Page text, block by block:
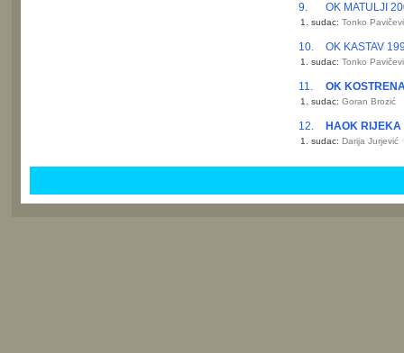
9. OK MATULJI
1. sudac: Tonko
10. OK KASTAV
1. sudac: Tonko
11. OK
1. sudac: Goran Brozić
12. HAOK RIJEKA
1. sudac: Darija Jurjević